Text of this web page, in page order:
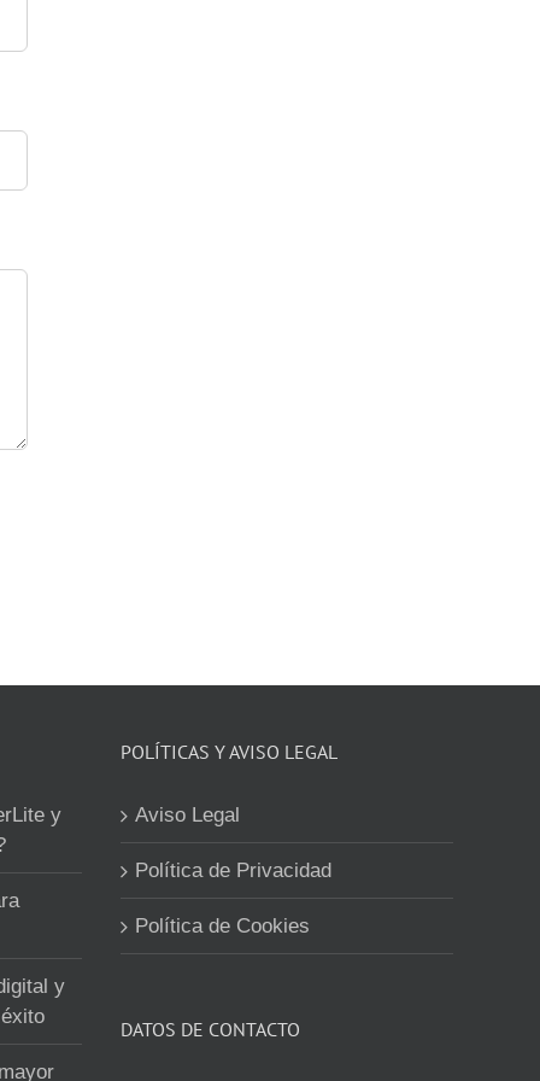
y
y
POLÍTICAS Y AVISO LEGAL
Aviso Legal
Política de Privacidad
Política de Cookies
DATOS DE CONTACTO